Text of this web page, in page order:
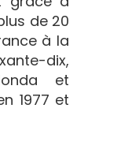
de 20
à la
dix,
et
1977 et